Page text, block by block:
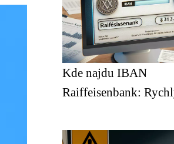
Kde najdu IBAN
Raiffeisenbank: